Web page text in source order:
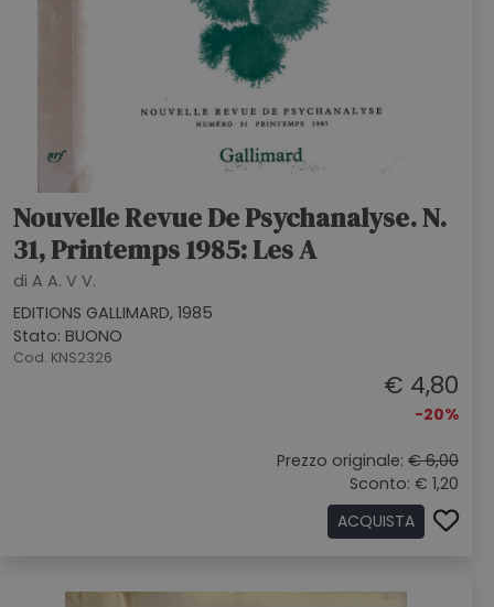
Nouvelle Revue De Psychanalyse. N.
31, Printemps 1985: Les A
di A A. V V.
EDITIONS GALLIMARD, 1985
Stato: BUONO
Cod. KNS2326
€ 4,80
-20%
Prezzo originale: € 6,00
Sconto: € 1,20
ACQUISTA